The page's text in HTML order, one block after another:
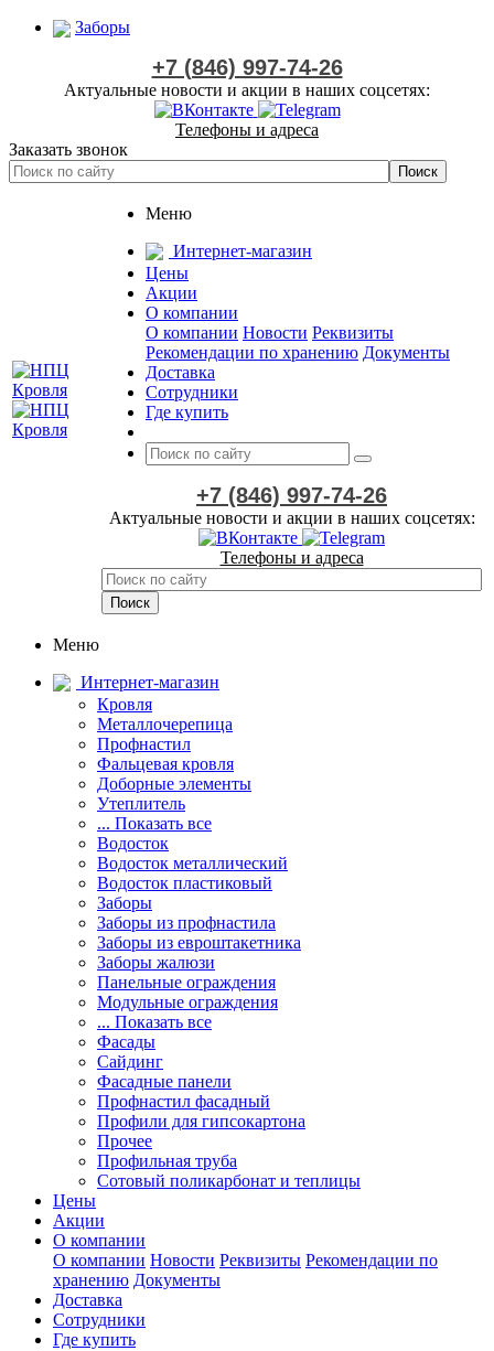
Заборы
+7 (846) 997-74-26
Актуальные новости и акции в наших соцсетях:
Телефоны и адреса
Заказать звонок
Меню
Интернет-магазин
Цены
Акции
О компании
О компании Новости Реквизиты
Рекомендации по хранению Документы
Доставка
Сотрудники
Где купить
+7 (846) 997-74-26
Актуальные новости и акции в наших соцсетях:
Телефоны и адреса
Меню
Интернет-магазин
Кровля
Металлочерепица
Профнастил
Фальцевая кровля
Доборные элементы
Утеплитель
... Показать все
Водосток
Водосток металлический
Водосток пластиковый
Заборы
Заборы из профнастила
Заборы из евроштакетника
Заборы жалюзи
Панельные ограждения
Модульные ограждения
... Показать все
Фасады
Сайдинг
Фасадные панели
Профнастил фасадный
Профили для гипсокартона
Прочее
Профильная труба
Сотовый поликарбонат и теплицы
Цены
Акции
О компании
О компании Новости Реквизиты Рекомендации по
хранению Документы
Доставка
Сотрудники
Где купить